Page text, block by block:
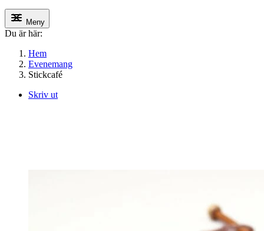
Meny
Du är här:
Hem
Evenemang
Stickcafé
Skriv ut